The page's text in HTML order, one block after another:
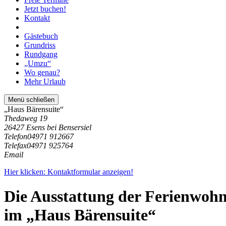
Jetzt buchen!
Kontakt
Gästebuch
Grundriss
Rundgang
„Umzu“
Wo genau?
Mehr Urlaub
Menü schließen
„Haus Bärensuite“
Thedaweg 19
26427 Esens bei Bensersiel
Telefon04971 912667
Telefax04971 925764
Email
Hier klicken: Kontaktformular anzeigen!
Die Ausstattung der
im „Haus Bärensuite“